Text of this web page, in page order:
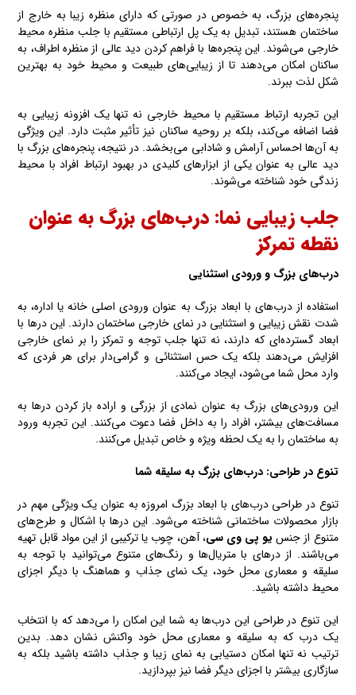
پنجره‌های بزرگ، به خصوص در صورتی که دارای منظره زیبا به خارج از
ساختمان هستند، تبدیل به یک پل ارتباطی مستقیم با جلب منظره محیط
خارجی می‌شوند. این پنجره‌ها با فراهم کردن دید عالی از منظره اطراف، به
ساکنان امکان می‌دهند تا از زیبایی‌های طبیعت و محیط خود به بهترین
شکل لذت ببرند.
این تجربه ارتباط مستقیم با محیط خارجی نه تنها یک افزونه زیبایی به
فضا اضافه می‌کند، بلکه بر روحیه ساکنان نیز تأثیر مثبت دارد. این ویژگی
به آن‌ها احساس آرامش و شادابی می‌بخشد. در نتیجه، پنجره‌های بزرگ با
دید عالی به عنوان یکی از ابزارهای کلیدی در بهبود ارتباط افراد با محیط
زندگی خود شناخته می‌شوند.
جلب زیبایی نما: درب‌های بزرگ به عنوان
نقطه تمرکز
درب‌های بزرگ و ورودی استثنایی
استفاده از درب‌های با ابعاد بزرگ به عنوان ورودی اصلی خانه یا اداره، به
شدت نقش زیبایی و استثنایی در نمای خارجی ساختمان دارند. این درها با
ابعاد گسترده‌ای که دارند، نه تنها جلب توجه و تمرکز را بر نمای خارجی
افزایش می‌دهند بلکه یک حس استثنائی و گرامی‌دار برای هر فردی که
وارد محل شما می‌شود، ایجاد می‌کنند.
این ورودی‌های بزرگ به عنوان نمادی از بزرگی و اراده باز کردن درها به
مسافت‌های بیشتر، افراد را به داخل فضا دعوت می‌کنند. این تجربه ورود
به ساختمان را به یک لحظه ویژه و خاص تبدیل می‌کنند.
تنوع در طراحی: درب‌های بزرگ به سلیقه شما
تنوع در طراحی درب‌های با ابعاد بزرگ امروزه به عنوان یک ویژگی مهم در
بازار محصولات ساختمانی شناخته می‌شود. این درها با اشکال و طرح‌های
متنوع از جنس یو پی وی سی، آهن، چوب یا ترکیبی از این مواد قابل تهیه
می‌باشند. از درهای با متریال‌ها و رنگ‌های متنوع می‌توانید با توجه به
سلیقه و معماری محل خود، یک نمای جذاب و هماهنگ با دیگر اجزای
محیط داشته باشید.
این تنوع در طراحی این درب‌ها به شما این امکان را می‌دهد که با انتخاب
یک درب که به سلیقه و معماری محل خود واکنش نشان دهد. بدین
ترتیب نه تنها امکان دستیابی به نمای زیبا و جذاب داشته باشید بلکه به
سازگاری بیشتر با اجزای دیگر فضا نیز بپردازید.